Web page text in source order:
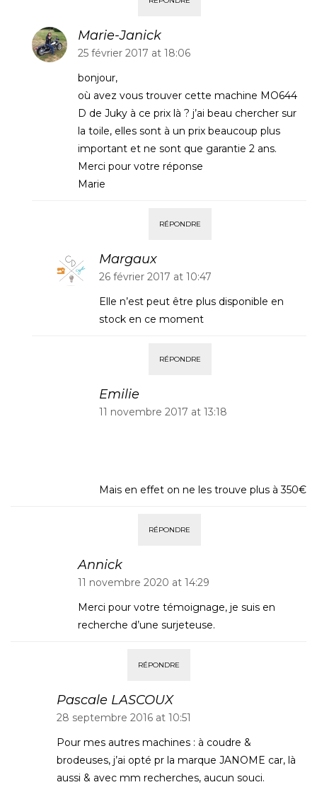
Marie-Janick
25 février 2017 at 18:06
bonjour,
où avez vous trouver cette machine MO644
D de Juky à ce prix là ? j’ai beau chercher sur
la toile, elles sont à un prix beaucoup plus
important et ne sont que garantie 2 ans.
Merci pour votre réponse
Marie
RÉPONDRE
Margaux
26 février 2017 at 10:47
Elle n’est peut être plus disponible en
stock en ce moment
RÉPONDRE
Emilie
11 novembre 2017 at 13:18
Mais en effet on ne les trouve plus à 350€
RÉPONDRE
Annick
11 novembre 2020 at 14:29
Merci pour votre témoignage, je suis en
recherche d’une surjeteuse.
RÉPONDRE
Pascale LASCOUX
28 septembre 2016 at 10:51
Pour mes autres machines : à coudre &
brodeuses, j’ai opté pr la marque JANOME car, là
aussi & avec mm recherches, aucun souci.